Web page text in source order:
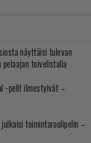
näyttäisi tulevan
toivelistalla
-pelit ilmestyivät –
toimintaroolipelin –